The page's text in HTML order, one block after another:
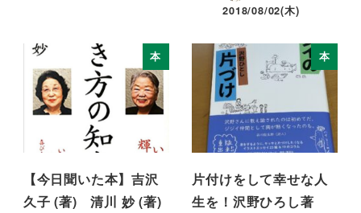
2018/08/02(木)
本
【今日聞いた本】吉沢
久子 (著) 清川 妙 (著)
本
片付けをして幸せな人
生を！沢野ひろし著